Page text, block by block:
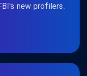
new profilers.